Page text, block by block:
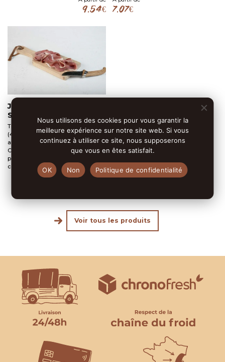
9.54€ 7.07€
Jambon Cru 420G
Salaison Conry
Tranches de jambon cru
(410/420gr) élaborées
artisanalement par les salaisons
Conry - 39800 Poligny. Viande
porcine issue d'élevages franc-
comtois.
À partir de
Voir tous les produits
Nous utilisons des cookies pour vous garantir la
meilleure expérience sur notre site web. Si vous
continuez à utiliser ce site, nous supposerons
que vous en êtes satisfait.
OK Non Politique de confidentialité